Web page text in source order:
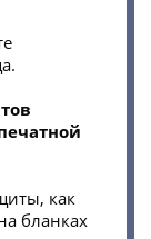
как
бланках